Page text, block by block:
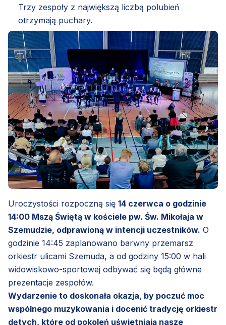
Trzy zespoły z największą liczbą polubień
otrzymają puchary.
Uroczystości rozpoczną się 14 czerwca o godzinie
14:00 Mszą Świętą w kościele pw. Św. Mikołaja w
Szemudzie, odprawioną w intencji uczestników. O
godzinie 14:45 zaplanowano barwny przemarsz
orkiestr ulicami Szemuda, a od godziny 15:00 w hali
widowiskowo-sportowej odbywać się będą główne
prezentacje zespołów.
Wydarzenie to doskonała okazja, by poczuć moc
wspólnego muzykowania i docenić tradycję orkiestr
dętych, które od pokoleń uświetniają nasze